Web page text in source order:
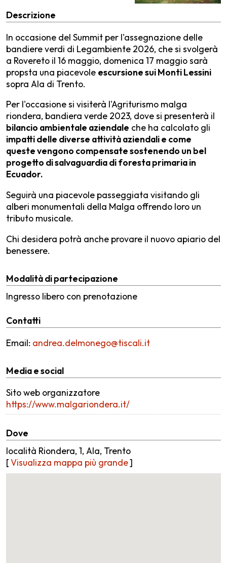
Descrizione
In occasione del Summit per l'assegnazione delle
bandiere verdi di Legambiente 2026, che si svolgerà
a Rovereto il 16 maggio, domenica 17 maggio sarà
propsta una piacevole escursione sui Monti Lessini
sopra Ala di Trento.
Per l'occasione si visiterà l'Agriturismo malga
riondera, bandiera verde 2023, dove si presenterà il
bilancio ambientale aziendale che ha calcolato gli
impatti delle diverse attività aziendali e come
queste vengono compensate sostenendo un bel
progetto di salvaguardia di foresta primaria in
Ecuador.
Seguirà una piacevole passeggiata visitando gli
alberi monumentali della Malga offrendo loro un
tributo musicale.
Chi desidera potrà anche provare il nuovo apiario del
benessere.
Modalità di partecipazione
Ingresso libero con prenotazione
Contatti
Email: andrea.delmonego@tiscali.it
Media e social
Sito web organizzatore
https://www.malgariondera.it/
Dove
località Riondera, 1, Ala, Trento
[Visualizza mappa più grande]